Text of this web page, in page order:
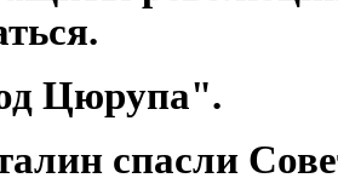
Цюрупа".
спасли